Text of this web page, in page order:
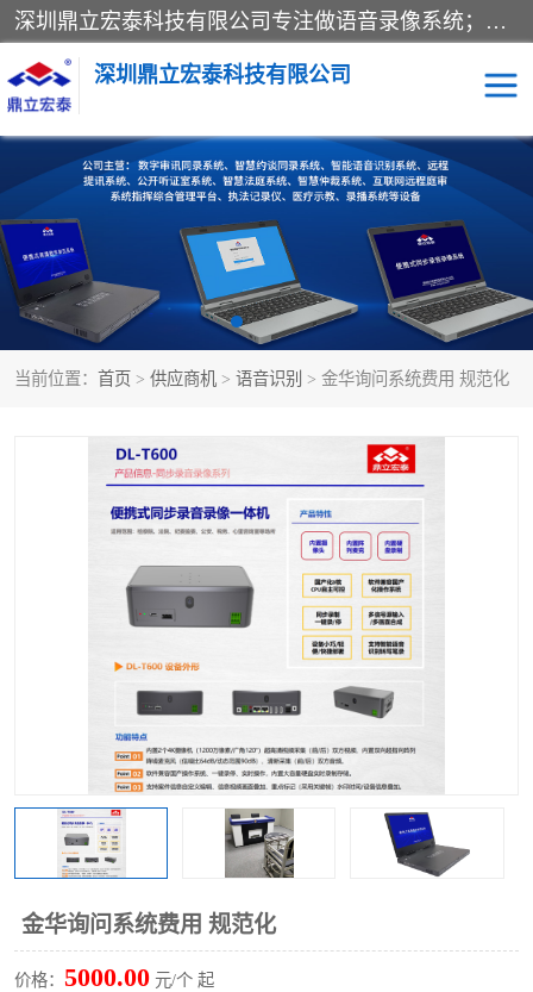
深圳鼎立宏泰科技有限公司专注做语音录像系统；主要服务有：约谈室同步录音录像系统、设计数字询问同步录音录像、数字约谈室同步录音录像、公开听证室、智慧庭审、智能语音识别转写、远程提讯（提审）、记录仪、远程指挥综合管理平台、录播系统等
深圳鼎立宏泰科技有限公司
当前位置： 首页 > 供应商机 > 语音识别 > 金华询问系统费用 规范化
金华询问系统费用 规范化
价格： 5000.00 元/个 起
同步录音录像设备 便携式审讯设备
数字法庭 听证室
远程提讯 语音识别